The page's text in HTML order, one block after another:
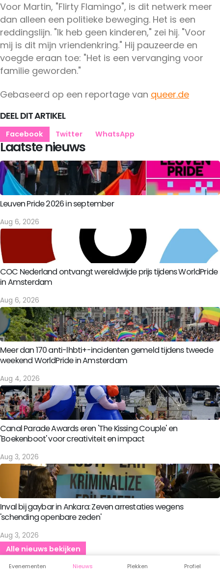
Voor Martin, "Flirty Flamingo", is dit netwerk meer
dan alleen een politieke beweging. Het is een
reddingslijn. "Ik heb geen kinderen," zei hij. "Voor
mij is dit mijn vriendenkring." Hij pauzeerde en
voegde eraan toe: "Het is een vervanging voor
familie geworden."
Gebaseerd op een reportage van queer.de
DEEL DIT ARTIKEL
Facebook Twitter WhatsApp
Laatste nieuws
Leuven Pride 2026 in september
Aug 6, 2026
COC Nederland ontvangt wereldwijde prijs tijdens WorldPride
in Amsterdam
Aug 6, 2026
Meer dan 170 anti-lhbti+-incidenten gemeld tijdens tweede
weekend WorldPride in Amsterdam
Aug 4, 2026
Canal Parade Awards eren 'The Kissing Couple' en
'Boekenboot' voor creativiteit en impact
Aug 3, 2026
Inval bij gaybar in Ankara: Zeven arrestaties wegens
'schending openbare zeden'
Aug 3, 2026
Alle nieuws bekijken
Evenementen Nieuws Plekken Profiel